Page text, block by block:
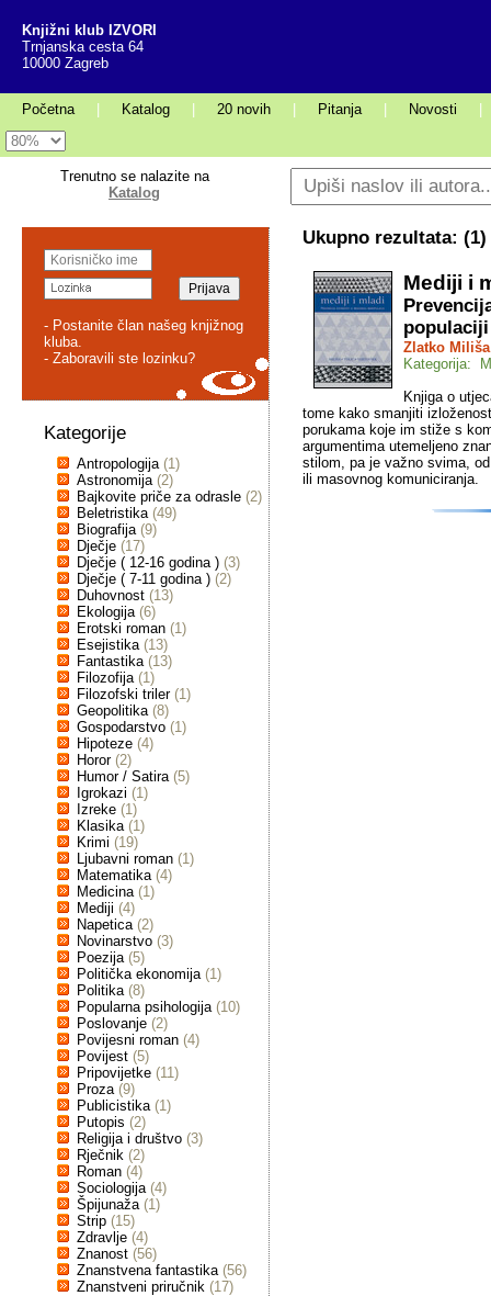
Knjižni klub IZVORI
Trnjanska cesta 64
10000 Zagreb
Početna Katalog 20 novih Pitanja Novosti
Trenutno se nalazite na
Katalog
- Postanite član našeg knjižnog
kluba.
- Zaboravili ste lozinku?
Kategorije
Antropologija (1)
Astronomija (2)
Bajkovite priče za odrasle (2)
Beletristika (49)
Biografija (9)
Dječje (17)
Dječje ( 12-16 godina ) (3)
Dječje ( 7-11 godina ) (2)
Duhovnost (13)
Ekologija (6)
Erotski roman (1)
Esejistika (13)
Fantastika (13)
Filozofija (1)
Filozofski triler (1)
Geopolitika (8)
Gospodarstvo (1)
Hipoteze (4)
Horor (2)
Humor / Satira (5)
Igrokazi (1)
Izreke (1)
Klasika (1)
Krimi (19)
Ljubavni roman (1)
Matematika (4)
Medicina (1)
Mediji (4)
Napetica (2)
Novinarstvo (3)
Poezija (5)
Politička ekonomija (1)
Politika (8)
Popularna psihologija (10)
Poslovanje (2)
Povijesni roman (4)
Povijest (5)
Pripovijetke (11)
Proza (9)
Publicistika (1)
Putopis (2)
Religija i društvo (3)
Rječnik (2)
Roman (4)
Sociologija (4)
Špijunaža (1)
Strip (15)
Zdravlje (4)
Znanost (56)
Znanstvena fantastika (56)
Znanstveni priručnik (17)
Ukupno rezultata: (1)
Mediji i
populaciji
Zlatko Miliša
Kategorija:
Knjiga o
tome kako smanjiti
porukama koje im stiže s
argumentima utemeljeno
stilom, pa je važno svima,
ili masovnog komuniciranja.